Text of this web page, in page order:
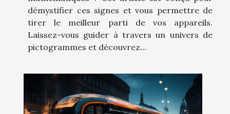
démystifier ces signes et vous permettre de
tirer le meilleur parti de vos appareils.
Laissez-vous guider à travers un univers de
pictogrammes et découvrez...